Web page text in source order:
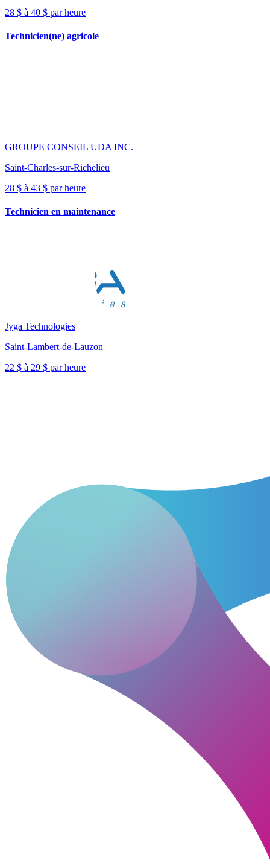
28 $ à 40 $ par heure
Technicien(ne) agricole
GROUPE CONSEIL UDA INC.
Saint-Charles-sur-Richelieu
28 $ à 43 $ par heure
Technicien en maintenance
Jyga Technologies
Saint-Lambert-de-Lauzon
22 $ à 29 $ par heure